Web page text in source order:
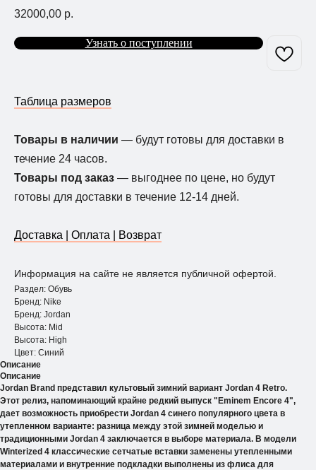
32000,00 р.
Узнать о поступлении
Таблица размеров
Товары в наличии — будут готовы для доставки в
течение 24 часов.
Товары под заказ — выгоднее по цене, но будут
готовы для доставки в течение 12-14 дней.
Доставка | Оплата | Возврат
Информация на сайте не является публичной офертой.
Раздел: Обувь
Бренд: Nike
Бренд: Jordan
Высота: Mid
Высота: Нigh
Цвет: Синий
Описание
Описание
Jordan Brand представил культовый зимний вариант Jordan 4 Retro.
Этот релиз, напоминающий крайне редкий выпуск "Eminem Encore 4",
дает возможность приобрести Jordan 4 синего популярного цвета в
утепленном варианте: разница между этой зимней моделью и
традиционными Jordan 4 заключается в выборе материала. В модели
Winterized 4 классические сетчатые вставки заменены утепленными
материалами и внутренние подкладки выполнены из флиса для